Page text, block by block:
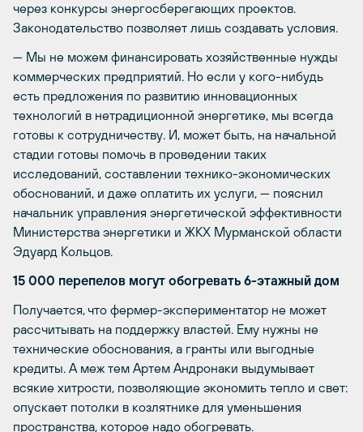
через конкурсы энергосберегающих проектов.
Законодательство позволяет лишь создавать условия.
— Мы не можем финансировать хозяйственные нужды
коммерческих предприятий. Но если у кого-нибудь
есть предложения по развитию инновационных
технологий в нетрадиционной энергетике, мы всегда
готовы к сотрудничеству. И, может быть, на начальной
стадии готовы помочь в проведении таких
исследований, составлении технико-экономических
обоснований, и даже оплатить их услуги, — пояснил
начальник управления энергетической эффективности
Министерства энергетики и ЖКХ Мурманской области
Эдуард Кольцов.
15 000 перепелов могут обогревать 6-этажный дом
Получается, что фермер-экспериментатор не может
рассчитывать на поддержку властей. Ему нужны не
технические обоснования, а гранты или выгодные
кредиты. А меж тем Артем Андронаки выдумывает
всякие хитрости, позволяющие экономить тепло и свет:
опускает потолки в козлятнике для уменьшения
пространства, которое надо обогревать.